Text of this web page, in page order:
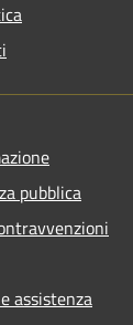
pubblica
assistenza